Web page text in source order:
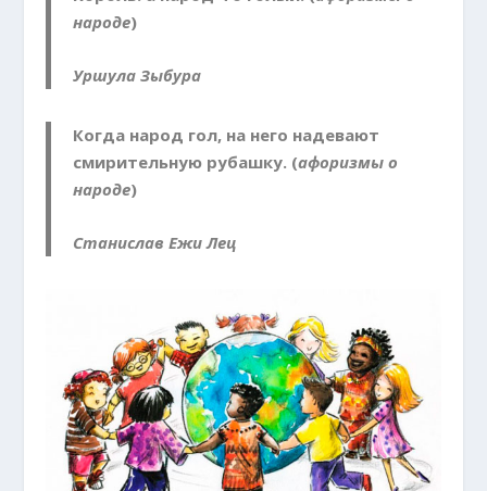
народе)
Уршула Зыбура
Когда народ гол, на него надевают
смирительную рубашку. (афоризмы о
народе)
Станислав Ежи Лец